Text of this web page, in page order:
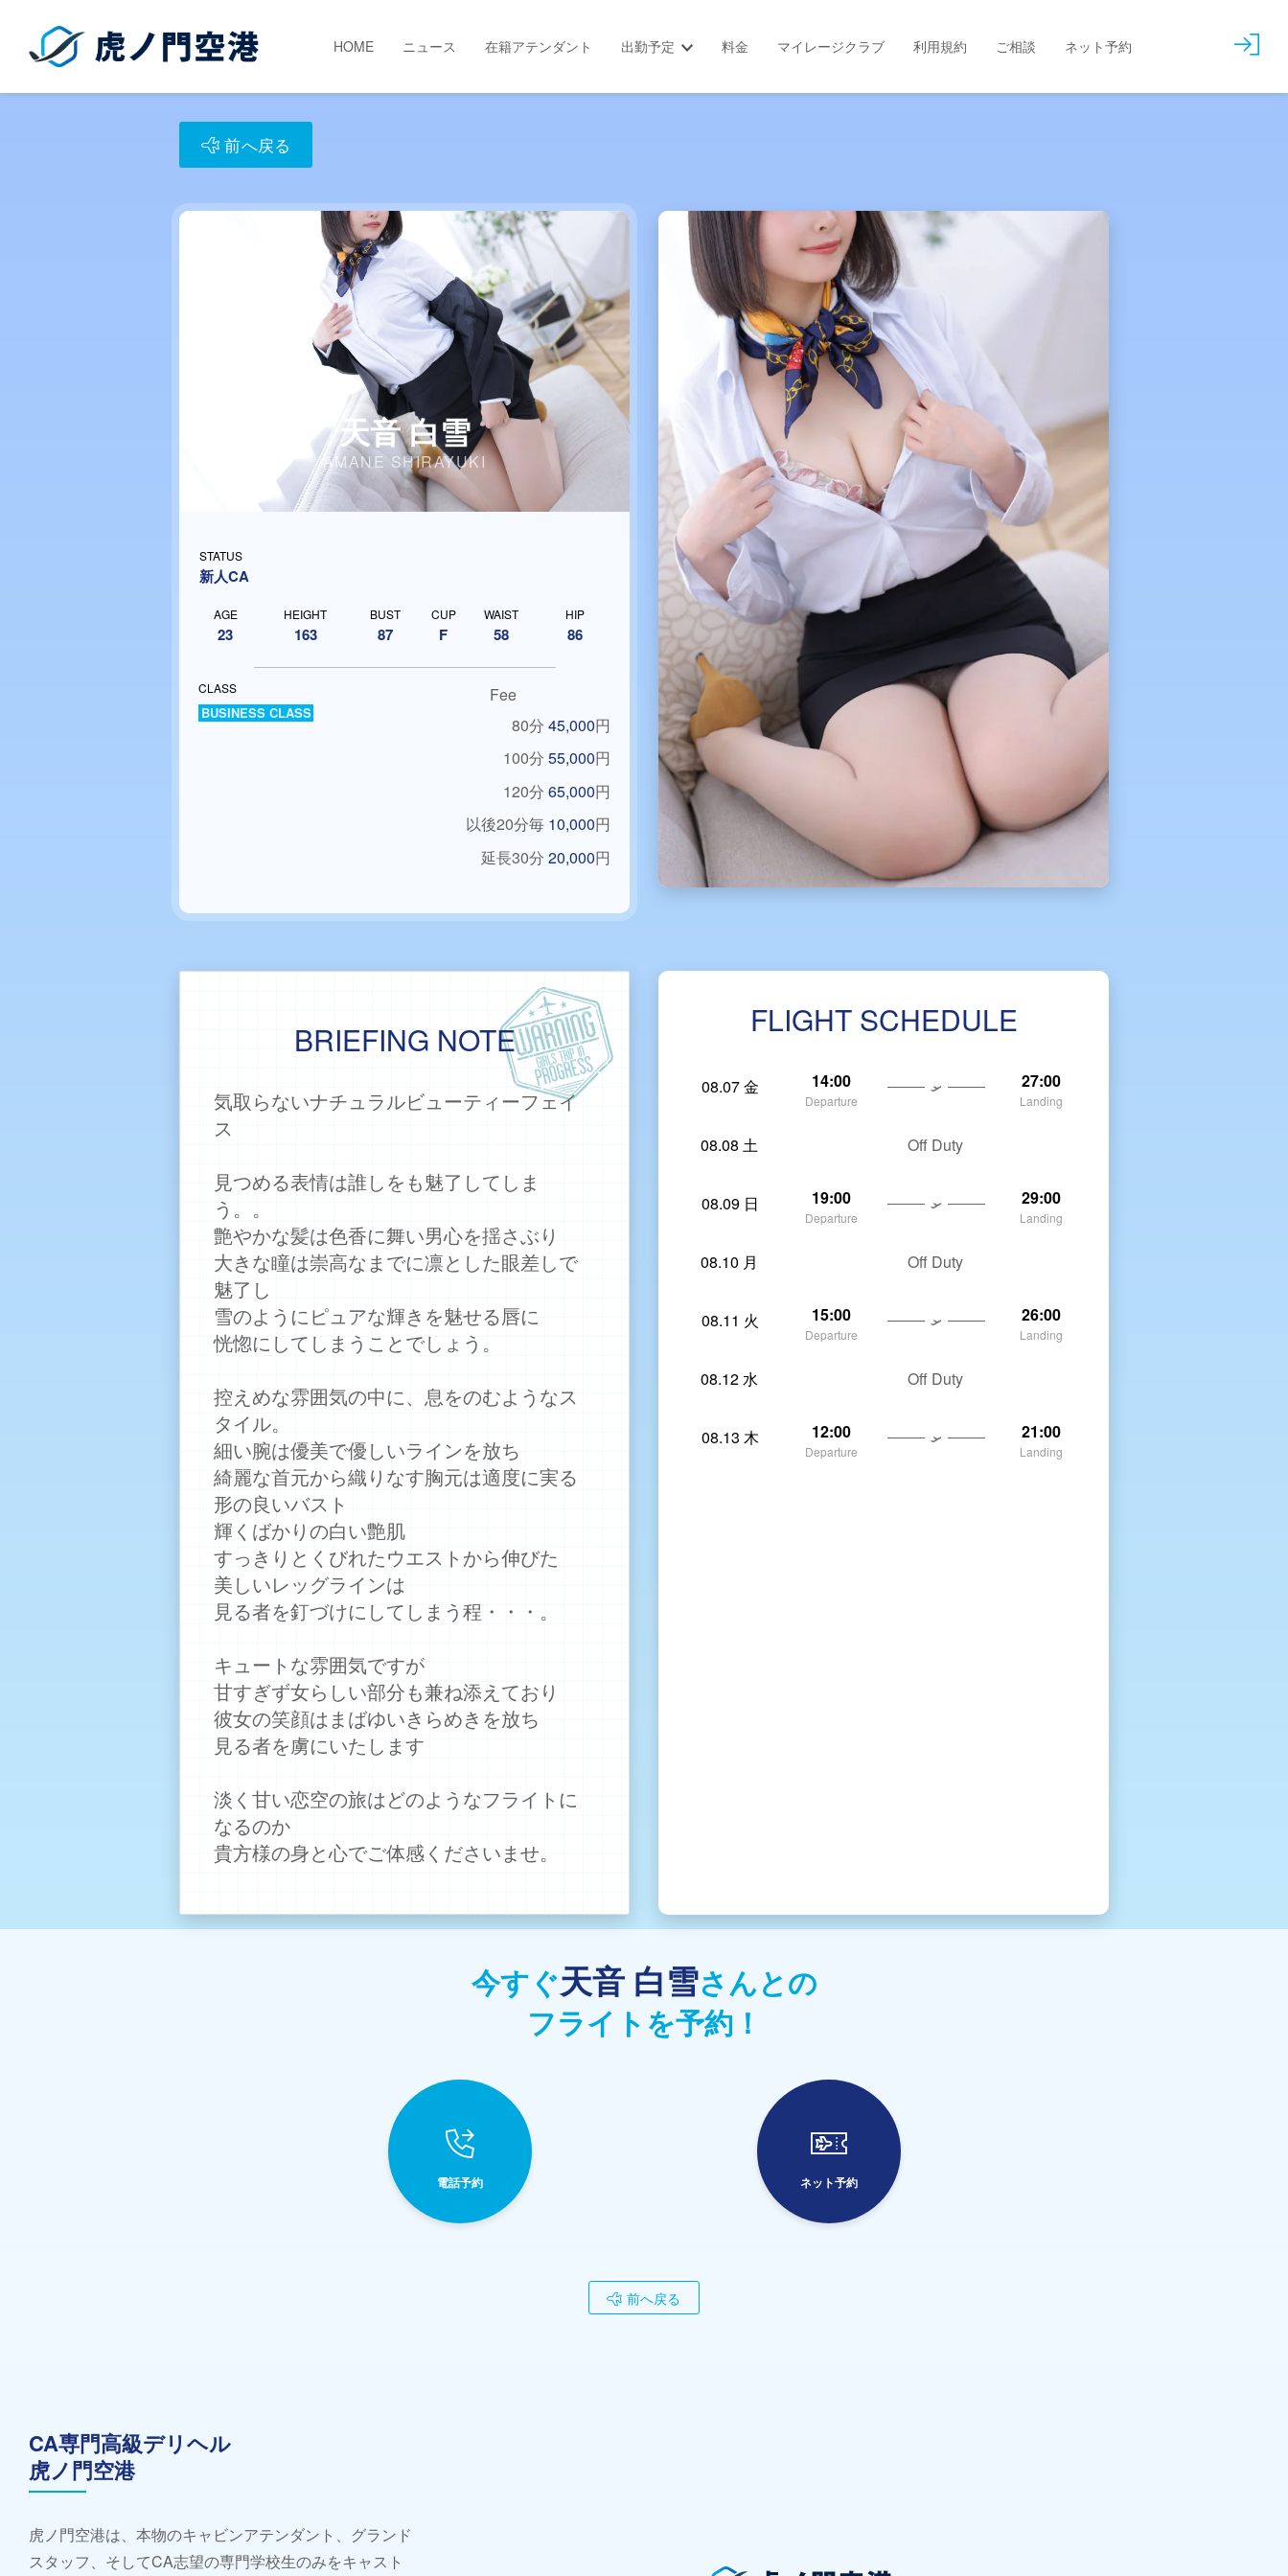
HOME ニュース 在籍アテンダント 出勤予定 料金 マイレージクラブ 利用規約 ご相談 ネット予約 会
前へ戻る
天音 白雪
AMANE SHIRAYUKI
STATUS
新人CA
AGE
23
HEIGHT
163
BUST
87
CUP
F
WAIST
58
HIP
86
CLASS
BUSINESS CLASS
Fee
80分 45,000円
100分 55,000円
120分 65,000円
以後20分毎 10,000円
延長30分 20,000円
BRIEFING NOTE
気取らないナチュラルビューティーフェイ
ス
見つめる表情は誰しをも魅了してしま
う。。
艶やかな髪は色香に舞い男心を揺さぶり
大きな瞳は崇高なまでに凛とした眼差しで
魅了し
雪のようにピュアな輝きを魅せる唇に
恍惚にしてしまうことでしょう。
控えめな雰囲気の中に、息をのむようなス
タイル。
細い腕は優美で優しいラインを放ち
綺麗な首元から織りなす胸元は適度に実る
形の良いバスト
輝くばかりの白い艶肌
すっきりとくびれたウエストから伸びた
美しいレッグラインは
見る者を釘づけにしてしまう程・・・。
キュートな雰囲気ですが
甘すぎず女らしい部分も兼ね添えており
彼女の笑顔はまばゆいきらめきを放ち
見る者を虜にいたします
淡く甘い恋空の旅はどのようなフライトに
なるのか
貴方様の身と心でご体感くださいませ。
FLIGHT SCHEDULE
08.07 金 14:00
Departure
27:00
Landing
08.08 土 Off Duty
08.09 日 19:00
Departure
29:00
Landing
08.10 月 Off Duty
08.11 火 15:00
Departure
26:00
Landing
08.12 水 Off Duty
08.13 木 12:00
Departure
21:00
Landing
今すぐ天音 白雪さんとの
フライトを予約！
電話予約 ネット予約
前へ戻る
CA専門高級デリヘル
虎ノ門空港
虎ノ門空港は、本物のキャビンアテンダント、グランド
スタッフ、そしてCA志望の専門学校生のみをキャスト